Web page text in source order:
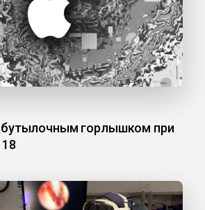
бутылочным горлышком при